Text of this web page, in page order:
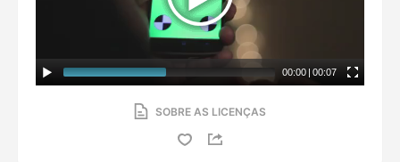
00:00 | 00:07
SOBRE AS LICENÇAS